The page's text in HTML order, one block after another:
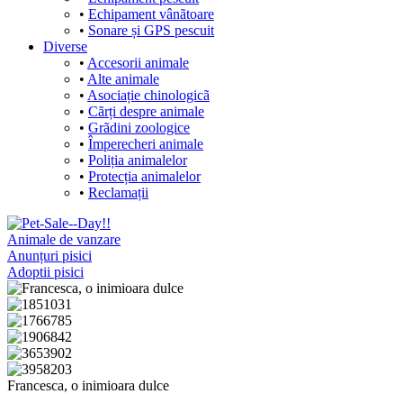
• Echipament vânãtoare
• Sonare și GPS pescuit
Diverse
• Accesorii animale
• Alte animale
• Asociație chinologicã
• Cãrți despre animale
• Grãdini zoologice
• Împerecheri animale
• Poliția animalelor
• Protecția animalelor
• Reclamații
Animale de vanzare
Anunțuri pisici
Adoptii pisici
Francesca, o inimioara dulce